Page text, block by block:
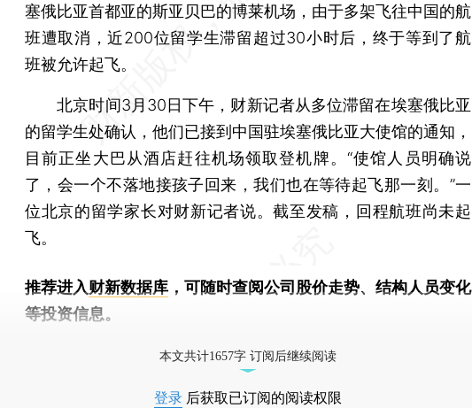
塞俄比亚首都亚的斯亚贝巴的博莱机场，由于多架飞往中国的航
班遭取消，近200位留学生滞留超过30小时后，终于等到了航
班被允许起飞。
北京时间3月30日下午，财新记者从多位滞留在埃塞俄比亚
的留学生处确认，他们已接到中国驻埃塞俄比亚大使馆的通知，
目前正坐大巴从酒店赶往机场领取登机牌。“使馆人员明确说
了，会一个不落地接孩子回来，我们也在等待起飞那一刻。”一
位北京的留学家长对财新记者说。截至发稿，回程航班尚未起
飞。
推荐进入财新数据库 ，可随时查阅公司股价走势、结构人员变化
等投资信息。
本文共计1657字 订阅后继续阅读
登录 后获取已订阅的阅读权限